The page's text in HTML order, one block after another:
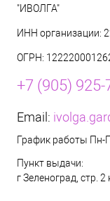
"ИВОЛГА"
ИНН организации:
ОГРН:
+7 (905) 925-
Email:
График работы Пн-
Пункт выдачи:
г Зеленоград, стр. 2